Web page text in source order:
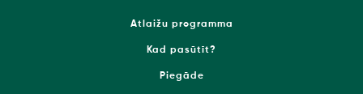
Atlaižu programma
Kad pasūtīt?
Piegāde